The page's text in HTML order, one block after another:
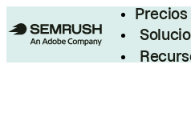
Precios